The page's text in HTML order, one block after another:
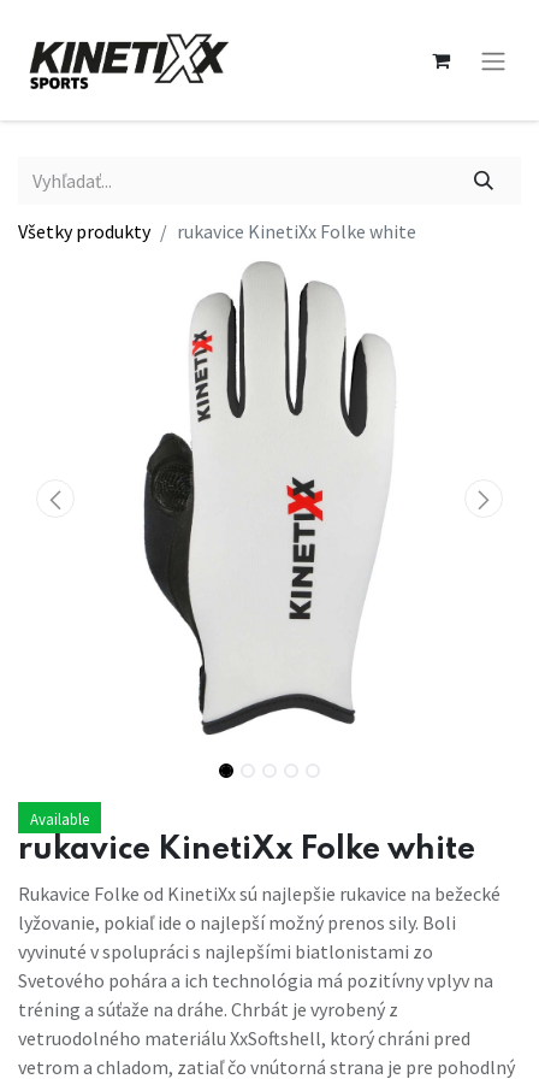
Všetky produkty rukavice KinetiXx Folke white
Available
rukavice KinetiXx Folke white
Rukavice Folke od KinetiXx sú najlepšie rukavice na bežecké
lyžovanie, pokiaľ ide o najlepší možný prenos sily. Boli
vyvinuté v spolupráci s najlepšími biatlonistami zo
Svetového pohára a ich technológia má pozitívny vplyv na
tréning a súťaže na dráhe. Chrbát je vyrobený z
vetruodolného materiálu XxSoftshell, ktorý chráni pred
vetrom a chladom, zatiaľ čo vnútorná strana je pre pohodlný